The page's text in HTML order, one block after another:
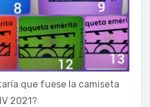
que fuese la camiseta
2021?